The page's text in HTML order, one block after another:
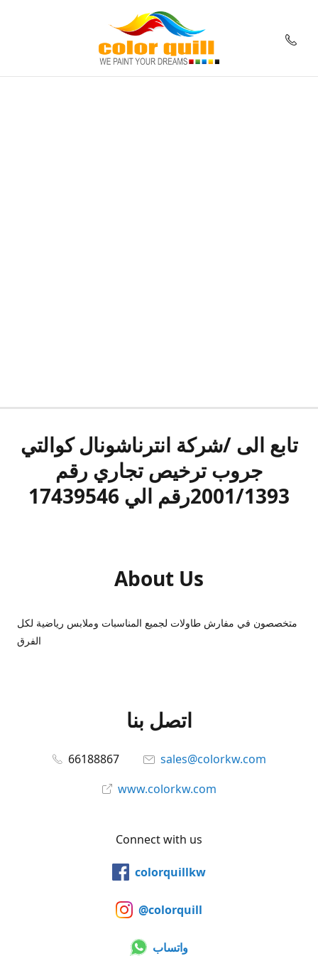
تابع الى /شركة انترناشونال كوالتي
جروب ترخيص تجاري رقم
2001/1393رقم الي 17439546
About Us
متخصصون في مفارش طاولات لجميع المناسبات وملابس رياضية لكل
الفرق
اتصل بنا
66188867
sales@colorkw.com
www.colorkw.com
Connect with us
colorquillkw
@colorquill
واتساب